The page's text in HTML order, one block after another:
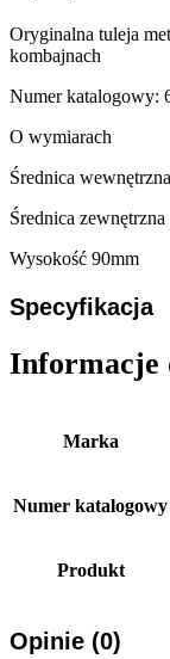
Oryginalna tuleja
kombajnach
Numer katalogowy:
O wymiarach
Średnica
Średnica
Wysokość 90mm
Specyfikacja
Informacje
Marka
Numer katalogowy
Produkt
Opinie (0)